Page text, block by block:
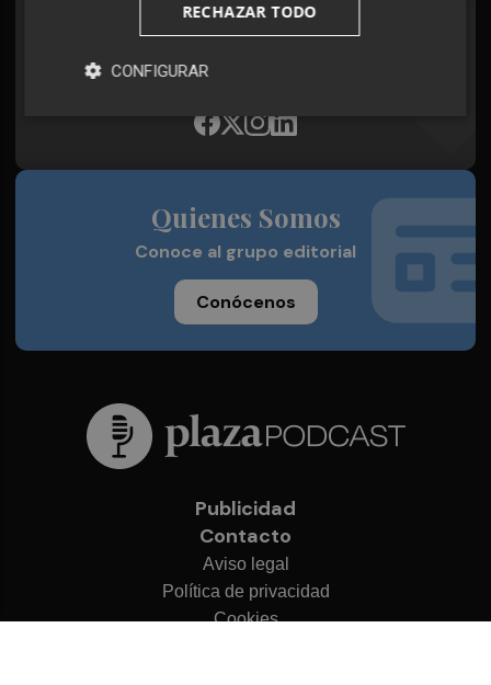
Síguenos en redes
Plaza Podcast, desde cualquier medio
Quienes Somos
Conoce al grupo editorial
Conócenos
Publicidad
Contacto
Aviso legal
Política de privacidad
Cookies
RECHAZAR TODO
CONFIGURAR